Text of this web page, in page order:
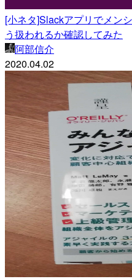
[小ネタ]Slackアプリでメン
う扱われるか確認してみた
阿部信介
2020.04.02